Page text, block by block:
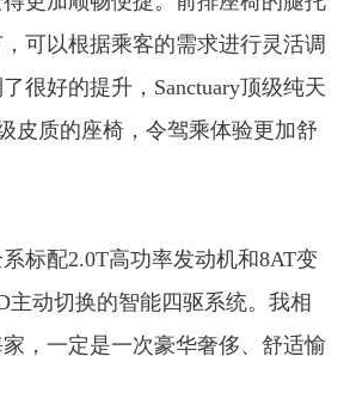
可以根据乘客的需求进行灵活调
很好的提升，Sanctuary顶级纯天
皮质的座椅，令驾乘体验更加舒
标配2.0T高功率发动机和8AT变
主动切换的智能四驱系统。我相
，一定是一次豪华奢侈、舒适愉